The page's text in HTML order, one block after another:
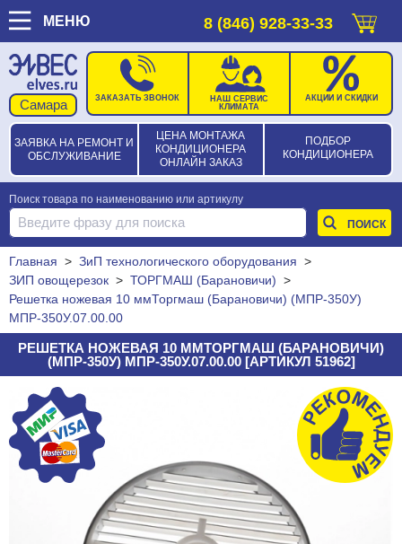
МЕНЮ 8 (846) 928-33-33
ЗАЯВКА НА РЕМОНТ И
ОБСЛУЖИВАНИЕ
ЦЕНА МОНТАЖА
КОНДИЦИОНЕРА
ОНЛАЙН ЗАКАЗ
ПОДБОР
КОНДИЦИОНЕРА
ЗАКАЗАТЬ ЗВОНОК
НАШ СЕРВИС
КЛИМАТА
АКЦИИ И СКИДКИ
Поиск товара по наименованию или артикулу
Главная > ЗиП технологического оборудования >
ЗИП овощерезок > ТОРГМАШ (Барановичи) >
Решетка ножевая 10 ммТоргмаш (Барановичи) (МПР-350У)
МПР-350У.07.00.00
РЕШЕТКА НОЖЕВАЯ 10 ММТОРГМАШ (БАРАНОВИЧИ)
(МПР-350У) МПР-350У.07.00.00 [АРТИКУЛ 51962]